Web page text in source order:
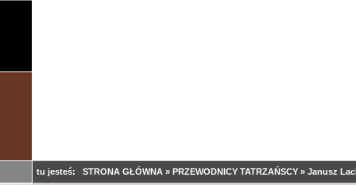
tu jesteś: STRONA GŁÓWNA » PRZEWODNICY TATRZAŃSCY » Janusz